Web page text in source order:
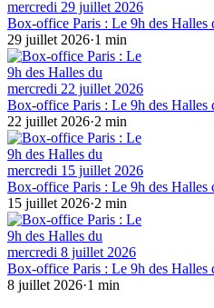
Box-office Paris : Le 9h des Halles
29 juillet 2026·1 min
Box-office Paris : Le 9h des Halles
22 juillet 2026·2 min
Box-office Paris : Le 9h des Halles
15 juillet 2026·2 min
Box-office Paris : Le 9h des Halles
8 juillet 2026·1 min